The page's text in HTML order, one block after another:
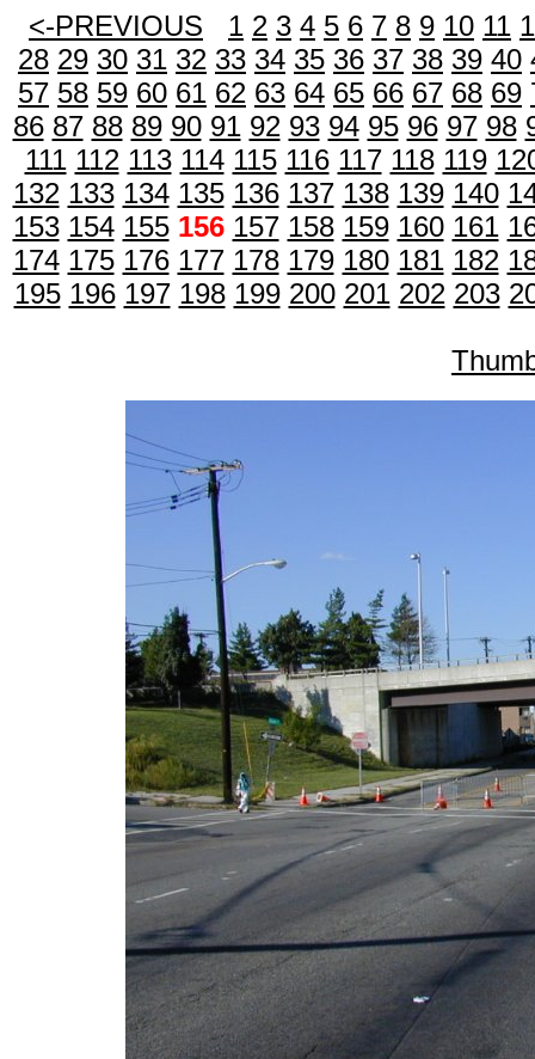
<-PREVIOUS 1 2 3 4 5 6 7 8 9 10 11
28 29 30 31 32 33 34 35 36 37 38 39 40
57 58 59 60 61 62 63 64 65 66 67 68 69
86 87 88 89 90 91 92 93 94 95 96 97 98
111 112 113 114 115 116 117 118 119
132 133 134 135 136 137 138 139 140
153 154 155 156 157 158 159 160 161
174 175 176 177 178 179 180 181 182
195 196 197 198 199 200 201 202 203